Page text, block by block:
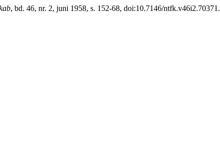
, bd. 46, nr. 2, juni 1958, s. 152-68, doi:10.7146/ntfk.v46i2.70371.